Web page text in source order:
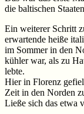
die baltischen
Ein weiterer Schritt
erwartende heiße
im Sommer in den
kühler war, als zu
lebte.
Hier in Florenz
Zeit in den Norden
Ließe sich das etwa